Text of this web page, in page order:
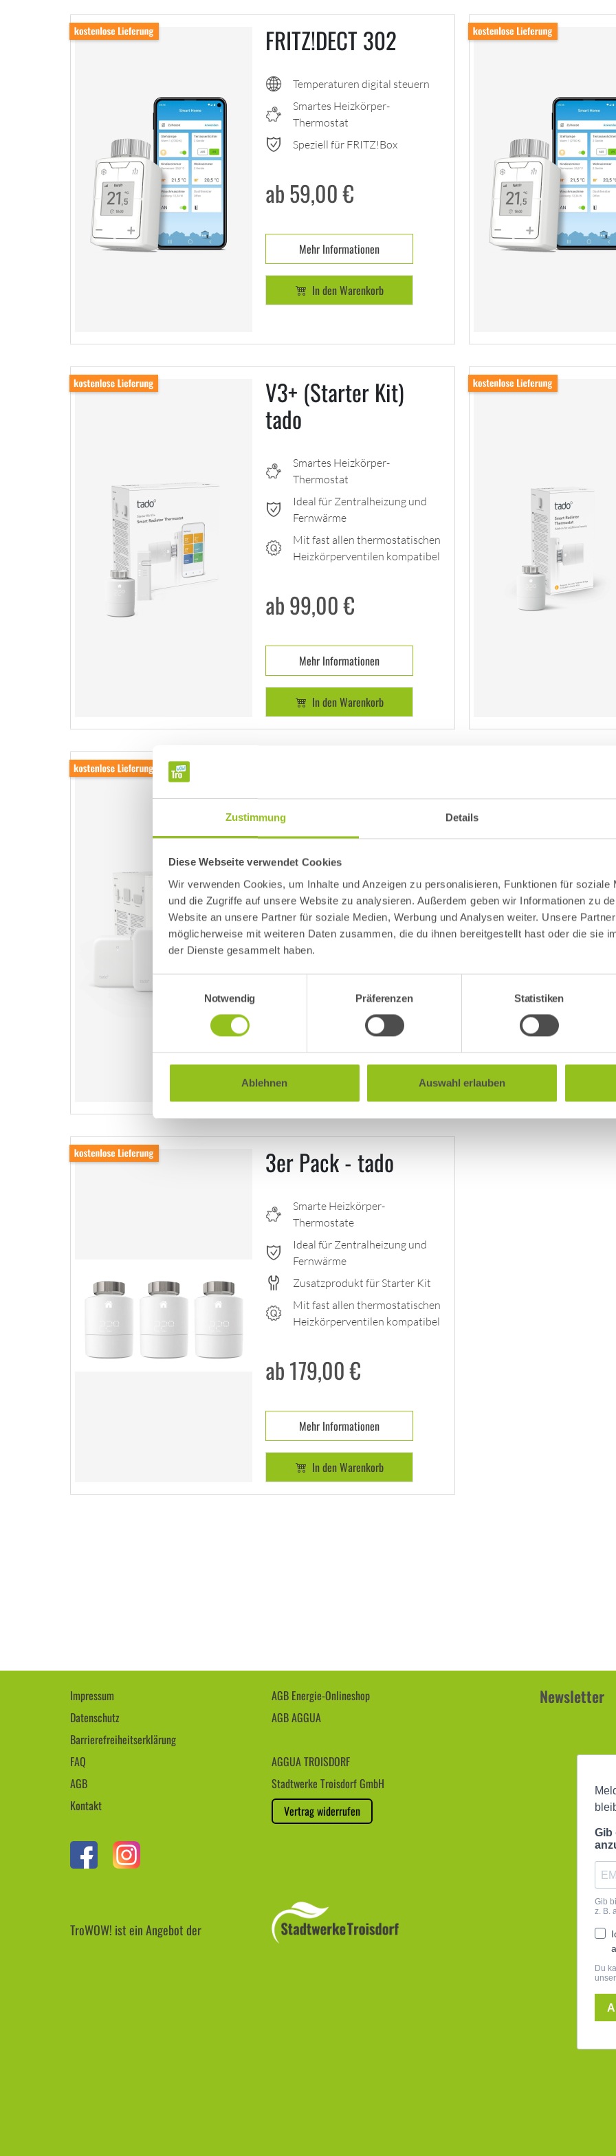
Zustimmung Details
Diese Webseite verwendet Cookies
Wir verwenden Cookies, um Inhalte und Anzeigen zu personalisieren, Funktionen für soziale
und die Zugriffe auf unsere Website zu analysieren. Außerdem geben wir Informationen zu
Website an unsere Partner für soziale Medien, Werbung und Analysen weiter. Unsere
möglicherweise mit weiteren Daten zusammen, die du ihnen bereitgestellt hast oder die sie
der Dienste gesammelt haben.
Notwendig
Präferenzen Statistiken
Ablehnen Auswahl erlauben
FRITZ!DECT 302
Temperaturen digital steuern
Smartes Heizkörper-
Thermostat
Speziell für FRITZ!Box
ab 59,00€
Mehr Informationen
In den Warenkorb
V3+ (Starter Kit)
tado
Smartes Heizkörper-
Thermostat
Ideal für Zentralheizung und
Fernwärme
Mit fast allen thermostatischen
Heizkörperventilen kompatibel
ab 99,00€
Mehr Informationen
In den Warenkorb
Kit) tado
inkl. Funk-Temperatursensor
Mit fast allen Heizsystemen
kompatibel
ab 169,00
Mehr Informationen
In den Warenkorb
3er Pack - tado
Smarte Heizkörper-
Thermostate
Ideal für Zentralheizung und
Fernwärme
Zusatzprodukt für Starter Kit
Mit fast allen thermostatischen
Heizkörperventilen kompatibel
ab 179,00€
Mehr Informationen
In den Warenkorb
Impressum
Datenschutz
Barrierefreiheitserklärung
FAQ
AGB
Kontakt
AGB Energie-Onlineshop
AGB AGGUA
AGGUA TROISDORF
Stadtwerke Troisdorf GmbH
Vertrag widerrufen
TroWOW! ist ein Angebot der
Newsletter